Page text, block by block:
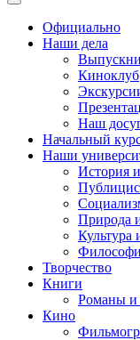
Официально
Наши дела
Киноклуб
Наш
Начальный
Наши
История
Природа
Культура
Творчество
Книги
Романы и
Кино